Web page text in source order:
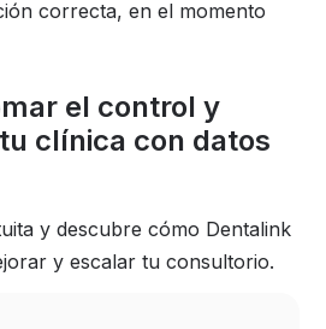
correcta, en el momento
el control y
clínica con datos
y descubre cómo Dentalink
y escalar tu consultorio.